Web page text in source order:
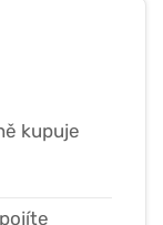
kupuje